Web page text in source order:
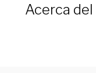
Acerca del